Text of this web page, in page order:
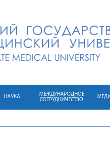
НАУКА
МЕЖДУНАРОДНОЕ
СОТРУДНИЧЕСТВО